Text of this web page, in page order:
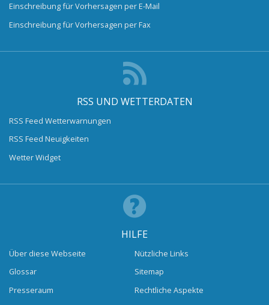
Einschreibung für Vorhersagen per E-Mail
Einschreibung für Vorhersagen per Fax
RSS UND WETTERDATEN
RSS Feed Wetterwarnungen
RSS Feed Neuigkeiten
Wetter Widget
HILFE
Über diese Webseite
Glossar
Presseraum
Nützliche Links
Sitemap
Rechtliche Aspekte